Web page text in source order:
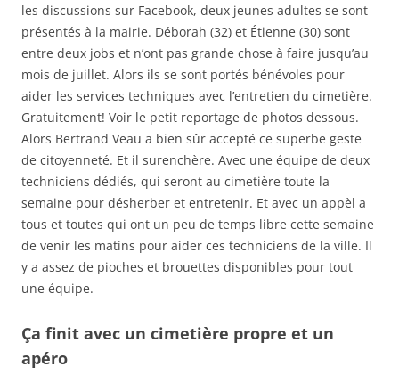
les discussions sur Facebook, deux jeunes adultes se sont
présentés à la mairie. Déborah (32) et Étienne (30) sont
entre deux jobs et n’ont pas grande chose à faire jusqu’au
mois de juillet. Alors ils se sont portés bénévoles pour
aider les services techniques avec l’entretien du cimetière.
Gratuitement! Voir le petit reportage de photos dessous.
Alors Bertrand Veau a bien sûr accepté ce superbe geste
de citoyenneté. Et il surenchère. Avec une équipe de deux
techniciens dédiés, qui seront au cimetière toute la
semaine pour désherber et entretenir. Et avec un appèl a
tous et toutes qui ont un peu de temps libre cette semaine
de venir les matins pour aider ces techniciens de la ville. Il
y a assez de pioches et brouettes disponibles pour tout
une équipe.
Ça finit avec un cimetière propre et un
apéro